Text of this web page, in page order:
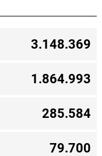
3.148.369
1.864.993
285.584
79.700